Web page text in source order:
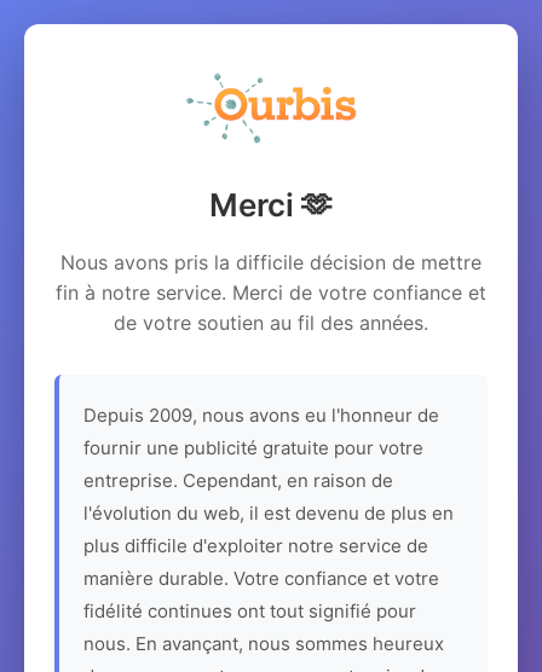
Merci 🫶
Nous avons pris la difficile décision de mettre
fin à notre service. Merci de votre confiance et
de votre soutien au fil des années.
Depuis 2009, nous avons eu l'honneur de
fournir une publicité gratuite pour votre
entreprise. Cependant, en raison de
l'évolution du web, il est devenu de plus en
plus difficile d'exploiter notre service de
manière durable. Votre confiance et votre
fidélité continues ont tout signifié pour
nous. En avançant, nous sommes heureux